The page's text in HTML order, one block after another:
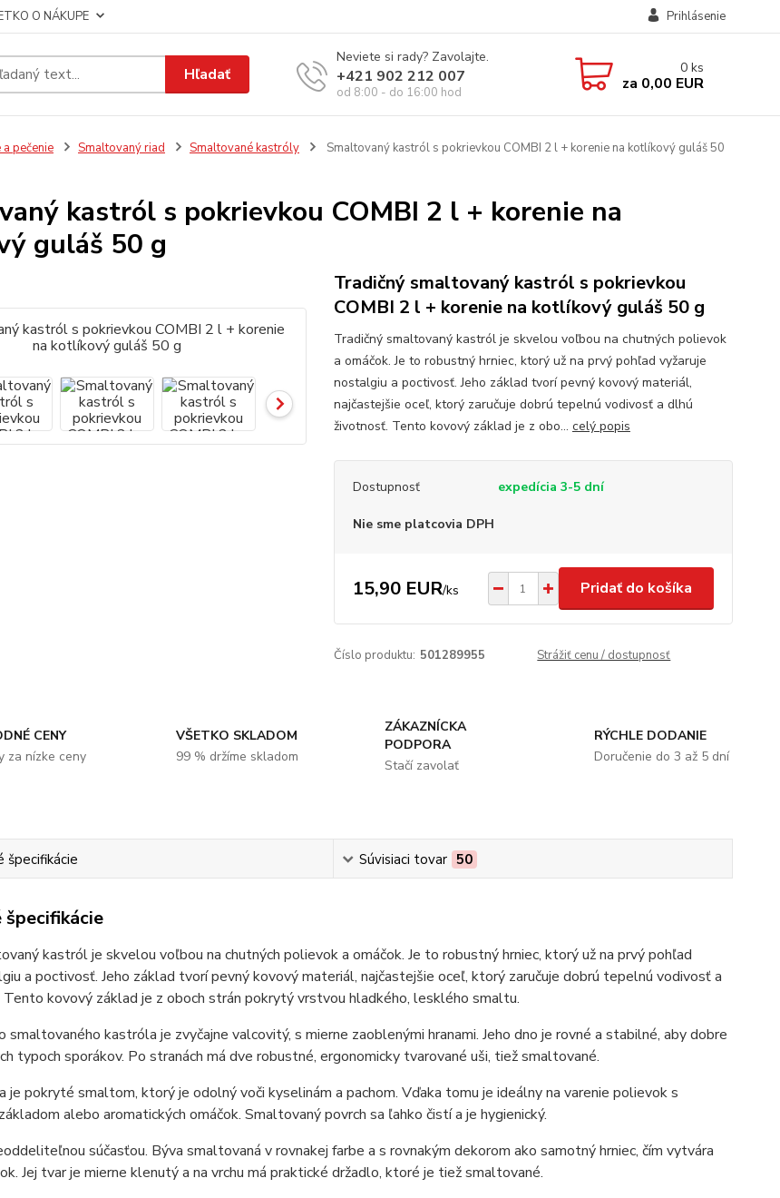
O NÁKUPE Prihlásenie
Hľadať
Neviete si rady? Zavolajte.
+421 902 212 007
od 8:00 - do 16:00 hod
0 ks
za 0,00 EUR
a pečenie Smaltovaný riad Smaltované kastróly
Smaltovaný kastról s pokrievkou COMBI 2 l + korenie na kotlíkový guláš 50
kastról s pokrievkou COMBI 2 l + korenie na
guláš 50 g
Tradičný smaltovaný kastról s pokrievkou
COMBI 2 l + korenie na kotlíkový guláš 50 g
Tradičný smaltovaný kastról je skvelou voľbou na chutných polievok
a omáčok. Je to robustný hrniec, ktorý už na prvý pohľad vyžaruje
nostalgiu a poctivosť. Jeho základ tvorí pevný kovový materiál,
najčastejšie oceľ, ktorý zaručuje dobrú tepelnú vodivosť a dlhú
životnosť. Tento kovový základ je z obo... celý popis
Dostupnosť expedícia 3-5 dní
Nie sme platcovia DPH
15,90 EUR/ks Pridať do košíka
Číslo produktu: 501289955 Strážiť cenu / dostupnosť
CENY
za nízke ceny
VŠETKO SKLADOM
99 % držíme skladom
ZÁKAZNÍCKA
PODPORA
Stačí zavolať
RÝCHLE DODANIE
Doručenie do 3 až 5 dní
špecifikácie Súvisiaci tovar 50
kastról je skvelou voľbou na chutných polievok a omáčok. Je to robustný hrniec, ktorý už na prvý pohľad
a poctivosť. Jeho základ tvorí pevný kovový materiál, najčastejšie oceľ, ktorý zaručuje dobrú tepelnú vodivosť a
kovový základ je z oboch strán pokrytý vrstvou hladkého, lesklého smaltu.
smaltovaného kastróla je zvyčajne valcovitý, s mierne zaoblenými hranami. Jeho dno je rovné a stabilné, aby dobre
typoch sporákov. Po stranách má dve robustné, ergonomicky tvarované uši, tiež smaltované.
je pokryté smaltom, ktorý je odolný voči kyselinám a pachom. Vďaka tomu je ideálny na varenie polievok s
alebo aromatických omáčok. Smaltovaný povrch sa ľahko čistí a je hygienický.
súčasťou. Býva smaltovaná v rovnakej farbe a s rovnakým dekorom ako samotný hrniec, čím vytvára
Jej tvar je mierne klenutý a na vrchu má praktické držadlo, ktoré je tiež smaltované.